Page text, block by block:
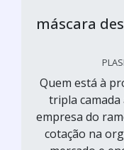
máscara
Quem está à
tripla
empresa do
cotação na